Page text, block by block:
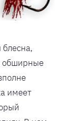
обширные
имеет